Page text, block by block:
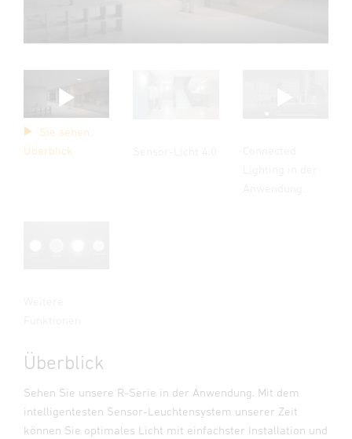
Sie sehen:
Überblick
Überblick
Sehen Sie unsere R-Serie in der Anwendung. Mit dem
intelligentesten Sensor-Leuchtensystem unserer Zeit
können Sie optimales Licht mit einfachster Installation und